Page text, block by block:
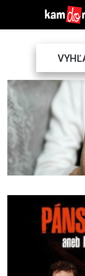
Previous